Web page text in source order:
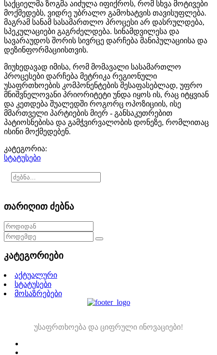
საქციელმა ზოგმა აიძულა იფიქროს, რომ სხვა მოტივები
მოქმედებს, ვიდრე უბრალო გამოხატვის თავისუფლება.
მაგრამ სანამ სასამართლო პროცესი არ დასრულდება,
სპეკულაციები გაგრძელდება. სინამდვილესა და
სავარაუდოს შორის სივრცე დარჩება მანიპულაციისა და
დეზინფორმაციისთვის.
მიუხედავად იმისა, რომ მომავალი სასამართლო
პროცესები დარჩება მეტრიკა რეგიონული
უსაფრთხოების კომპონენტების შესაფასებლად, უფრო
მნიშვნელოვანი პრიორიტეტი უნდა იყოს ის, რაც იტყვიან
და კეთდება შუალედში როგორც ოპოზიციის, ისე
მმართველი პარტიების მიერ - განსაკუთრებით
პატიოსნებისა და გამჭვირვალობის დონეზე, რომლითაც
ისინი მოქმედებენ.
კატეგორია:
სტატუსები
თარიღით ძებნა
კატეგორიები
აქტუალური
სტატუსები
მოსაზრებები
უსაფრთხოება და ციფრული ინოვაციები!